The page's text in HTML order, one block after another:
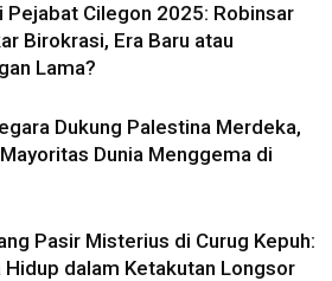
Pejabat Cilegon 2025: Robinsar
Birokrasi, Era Baru atau
Lama?
Dukung Palestina Merdeka,
Dunia Menggema di
Pasir Misterius di Curug Kepuh:
Hidup dalam Ketakutan Longsor